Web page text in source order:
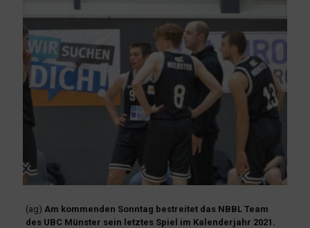
(ag) Am kommenden Sonntag bestreitet das NBBL Team
des UBC Münster sein letztes Spiel im Kalenderjahr 2021.